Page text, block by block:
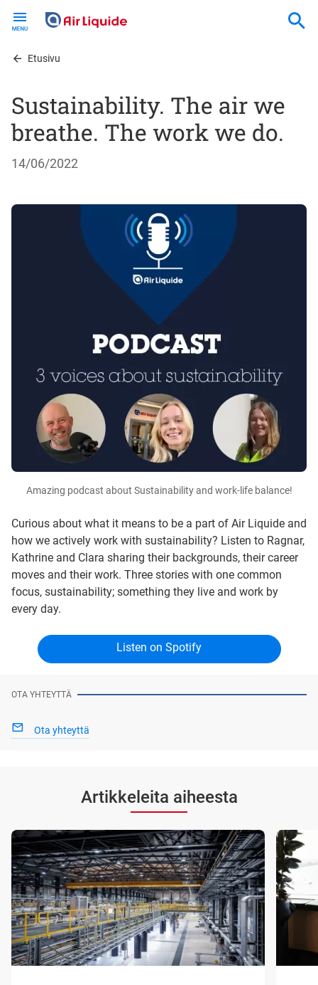
contentEtusivu
Sustainability. The air we
breathe. The work we do.
14/06/2022
Amazing podcast about Sustainability and work-life balance!
Curious about what it means to be a part of Air Liquide and
how we actively work with sustainability? Listen to Ragnar,
Kathrine and Clara sharing their backgrounds, their career
moves and their work. Three stories with one common
focus, sustainability; something they live and work by
every day.
Listen on Spotify
OTA YHTEYTTÄ
Ota yhteyttä
Artikkeleita aiheesta